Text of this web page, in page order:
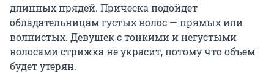
длинных прядей. Прическа подойдет
обладательницам густых волос — прямых или
волнистых. Девушек с тонкими и негустыми
волосами стрижка не украсит, потому что объем
будет утерян.